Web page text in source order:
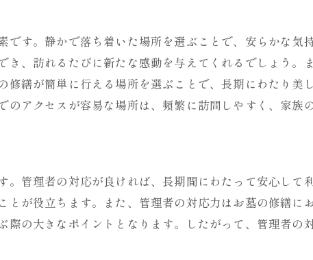
修繕のサインを見逃さない方法
季節ごとの修繕のポイント
修繕を未然に防ぐための工夫
家族の意見をまとめるための話し合い方
家族の歴史を反映する墓地選び
す。静かで落ち着いた場所を選ぶことで、安らかな気
、訪れるたびに新たな感動を与えてくれるでしょう。
繕が簡単に行える場所を選ぶことで、長期にわたり美
アクセスが容易な場所は、頻繁に訪問しやすく、家族
管理者の対応が良ければ、長期間にわたって安心して
とが役立ちます。また、管理者の対応力はお墓の修繕に
際の大きなポイントとなります。したがって、管理者の